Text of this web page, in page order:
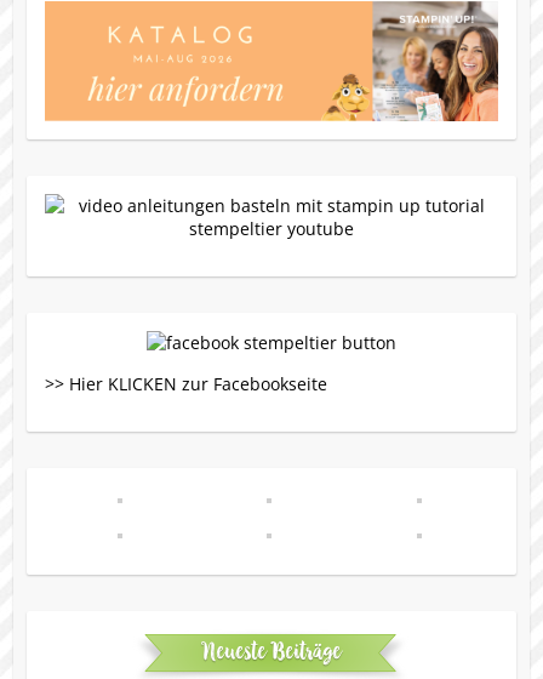
>> Hier KLICKEN zur Facebookseite
Neueste Beiträge